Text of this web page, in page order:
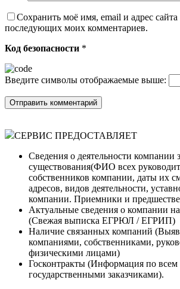
Сохранить моё имя, email и адрес сайта
последующих моих комментариев.
Код безопасности *
Введите символы отображаемые выше:
СЕРВИС ПРЕДОСТАВЛЯЕТ
Сведения о деятельности компании
существования(ФИО всех
собственников компании, даты их
адресов, видов деятельности,
компании. Приемники и
Актуальные сведения о компании
(Cвежая выписка ЕГРЮЛ / ЕГРИП)
Наличие связанных компаний
компаниями, собственниками,
физическими лицами)
Госконтракты (Информация по всем
государственными заказчиками).